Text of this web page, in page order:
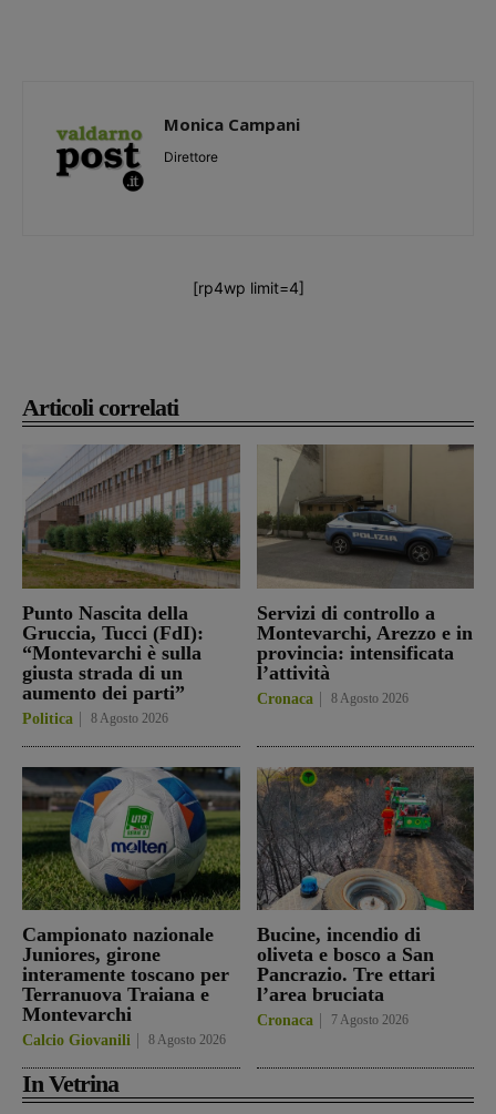
Articoli correlati
Punto Nascita della
Gruccia, Tucci (FdI):
“Montevarchi è sulla
giusta strada di un
aumento dei parti”
Politica 8 Agosto 2026
Servizi di controllo a
Montevarchi, Arezzo e in
provincia: intensificata
l’attività
Cronaca 8 Agosto 2026
Campionato nazionale
Juniores, girone
interamente toscano per
Terranuova Traiana e
Montevarchi
Calcio Giovanili 8 Agosto 2026
Bucine, incendio di
oliveta e bosco a San
Pancrazio. Tre ettari
l’area bruciata
Cronaca 7 Agosto 2026
In Vetrina
Monica Campani
Direttore
[rp4wp limit=4]